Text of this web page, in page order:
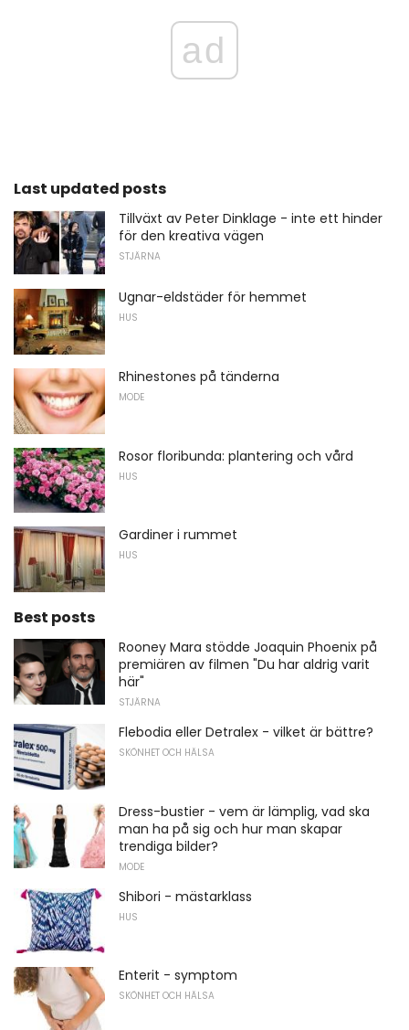
ad
Last updated posts
Tillväxt av Peter Dinklage - inte ett hinder
för den kreativa vägen
STJÄRNA
Ugnar-eldstäder för hemmet
HUS
Rhinestones på tänderna
MODE
Rosor floribunda: plantering och vård
HUS
Gardiner i rummet
HUS
Best posts
Rooney Mara stödde Joaquin Phoenix på
premiären av filmen "Du har aldrig varit
här"
STJÄRNA
Flebodia eller Detralex - vilket är bättre?
SKÖNHET OCH HÄLSA
Dress-bustier - vem är lämplig, vad ska
man ha på sig och hur man skapar
trendiga bilder?
MODE
Shibori - mästarklass
HUS
Enterit - symptom
SKÖNHET OCH HÄLSA